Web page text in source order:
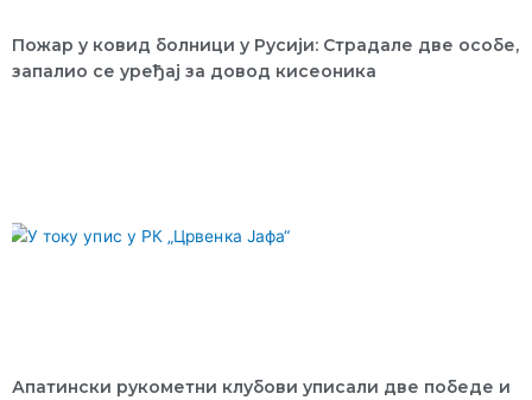
Пожар у ковид болници у Русији: Страдале две особе,
запалио се уређај за довод кисеоника
Апатински рукометни клубови уписали две победе и